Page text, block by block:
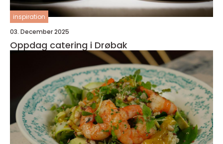
inspiration
03. December 2025
Oppdag catering i Drøbak